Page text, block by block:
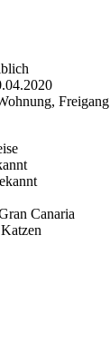
Freigang
Canaria